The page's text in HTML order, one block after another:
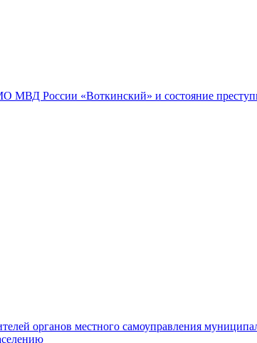
МВД России «Воткинский» и состояние
органов местного самоуправления